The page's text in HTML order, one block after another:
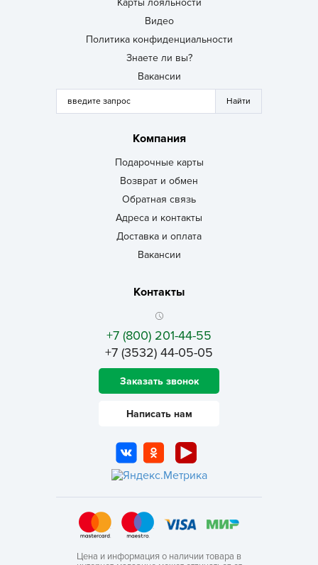
Карты лояльности
Видео
Политика конфиденциальности
Знаете ли вы?
Вакансии
Компания
Подарочные карты
Возврат и обмен
Обратная связь
Адреса и контакты
Доставка и оплата
Вакансии
Контакты
+7 (800) 201-44-55
+7 (3532) 44-05-05
Заказать звонок
Написать нам
Цена и информация о наличии товара в